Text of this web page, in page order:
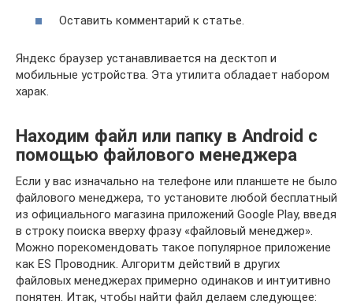
Оставить комментарий к статье.
Яндекс браузер устанавливается на десктоп и
мобильные устройства. Эта утилита обладает набором
харак.
Находим файл или папку в Android с
помощью файлового менеджера
Если у вас изначально на телефоне или планшете не было
файлового менеджера, то установите любой бесплатный
из официального магазина приложений Google Play, введя
в строку поиска вверху фразу «файловый менеджер».
Можно порекомендовать такое популярное приложение
как ES Проводник. Алгоритм действий в других
файловых менеджерах примерно одинаков и интуитивно
понятен. Итак, чтобы найти файл делаем следующее: